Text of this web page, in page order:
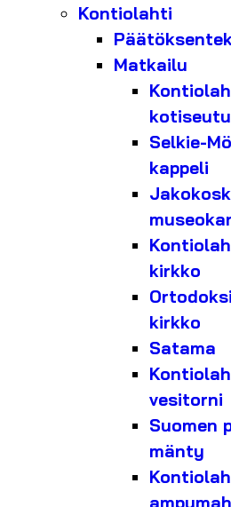
Kontiolahti
Matkailu
Selkie-
kappeli
kirkko
kirkko
Satama
vesitorni
Suomen
mänty